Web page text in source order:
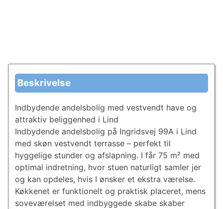
Beskrivelse
Indbydende andelsbolig med vestvendt have og
attraktiv beliggenhed i Lind
Indbydende andelsbolig på Ingridsvej 99A i Lind
med skøn vestvendt terrasse – perfekt til
hyggelige stunder og afslapning. I får 75 m² med
optimal indretning, hvor stuen naturligt samler jer
og kan opdeles, hvis I ønsker et ekstra værelse.
Køkkenet er funktionelt og praktisk placeret, mens
soveværelset med indbyggede skabe skaber